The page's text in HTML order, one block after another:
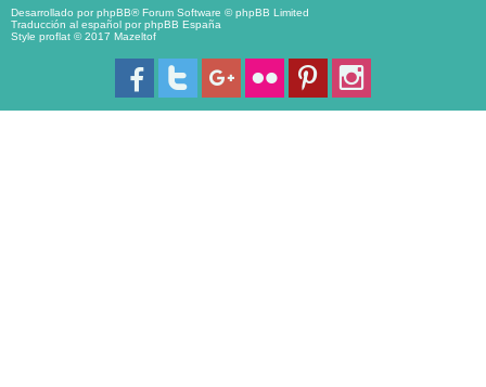
Desarrollado porphpBB® Forum Software © phpBB Limited
Traducción al español porphpBB España
Style proflat © 2017 Mazeltof